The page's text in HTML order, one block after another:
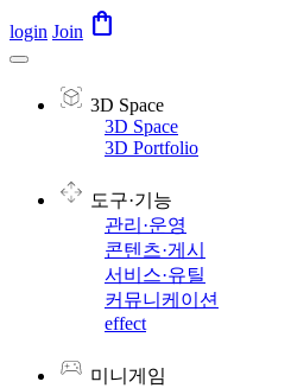
login Join shopping_bag
3D Space
3D Space
3D Portfolio
도구·기능
관리·운영
콘텐츠·게시
서비스·유틸
커뮤니케이션
effect
미니게임